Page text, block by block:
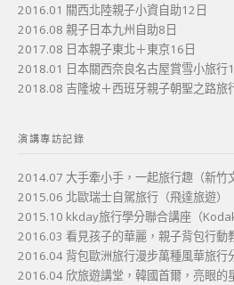
2016.01 關西北陸親子小資自助12日
2016.08 親子日本九州自助8日
2017.08 日本親子東北＋東京16日
2018.01 日本關西奈良名古屋賞雪小旅行
2018.08 吉隆坡＋西班牙親子朝聖之路旅
演講專訪記錄
2014.07 大手牽小手，一起旅行趣（新竹
2015.06 北歐瑞士自駕旅行（飛達旅遊）
2015.10 kkday旅行學分聯合講座（Kodak
2016.03 看見孩子的華麗，親子背包行動
2016.04 背包歐洲旅行漫步萬種風華旅行
2016.04 欣旅遊講堂，韓國首爾，亮眼的